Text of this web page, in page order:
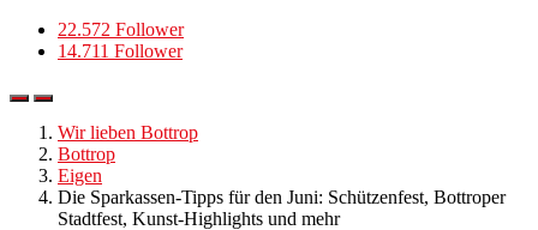
22.572 Follower
14.711 Follower
Wir lieben Bottrop
Bottrop
Eigen
Die Sparkassen-Tipps für den Juni: Schützenfest, Bottroper
Stadtfest, Kunst-Highlights und mehr